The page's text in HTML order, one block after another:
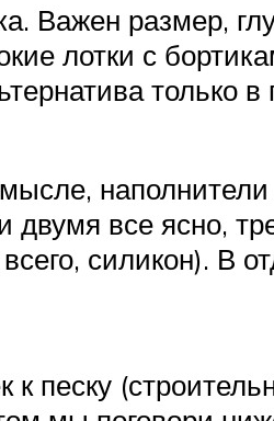
Важен размер,
лотки с
только в
все ясно,
силикон). В
песку